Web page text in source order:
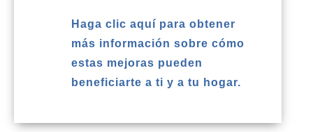
Haga clic aquí para obtener
más información sobre cómo
estas mejoras pueden
beneficiarte a ti y a tu hogar.